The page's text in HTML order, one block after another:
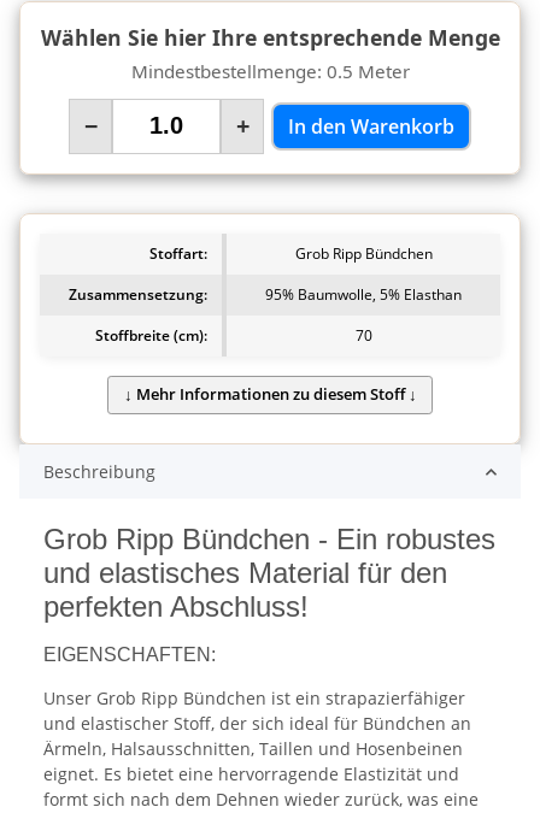
Wählen Sie hier Ihre entsprechende Menge
Mindestbestellmenge: 0.5 Meter
− + In den Warenkorb
Stoffart:
Grob Ripp Bündchen
Zusammensetzung:
95% Baumwolle, 5% Elasthan
Stoffbreite (cm):
70
Beschreibung
Grob Ripp Bündchen - Ein robustes
und elastisches Material für den
perfekten Abschluss!
EIGENSCHAFTEN:
Unser Grob Ripp Bündchen ist ein strapazierfähiger
und elastischer Stoff, der sich ideal für Bündchen an
Ärmeln, Halsausschnitten, Taillen und Hosenbeinen
eignet. Es bietet eine hervorragende Elastizität und
formt sich nach dem Dehnen wieder zurück, was eine